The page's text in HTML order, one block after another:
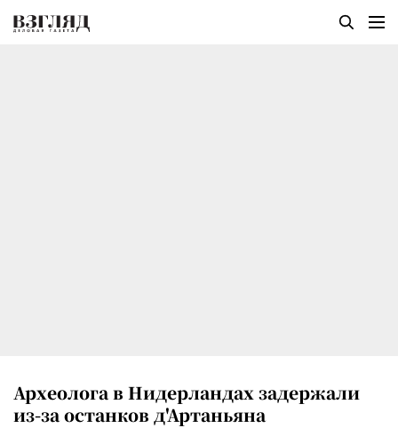
Археолога в Нидерландах задержали
из-за останков д'Артаньяна